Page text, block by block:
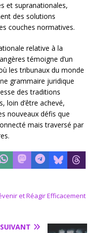
et supranationales,
des solutions
couches normatives.
relative à la
témoigne d’un
les tribunaux du monde
grammaire juridique
des traditions
loin d’être achevé,
nouveaux défis que
mais traversé par
et Réagir Efficacement
SUIVANT